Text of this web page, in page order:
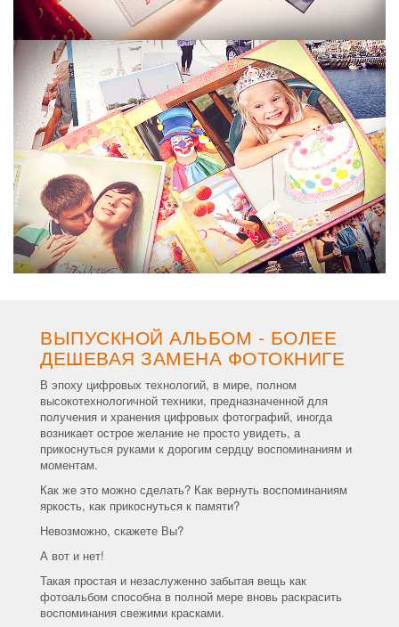
ВЫПУСКНОЙ АЛЬБОМ - БОЛЕЕ
ДЕШЕВАЯ ЗАМЕНА ФОТОКНИГЕ
В эпоху цифровых технологий, в мире, полном
высокотехнологичной техники, предназначенной для
получения и хранения цифровых фотографий, иногда
возникает острое желание не просто увидеть, а
прикоснуться руками к дорогим сердцу воспоминаниям и
моментам.
Как же это можно сделать? Как вернуть воспоминаниям
яркость, как прикоснуться к памяти?
Невозможно, скажете Вы?
А вот и нет!
Такая простая и незаслуженно забытая вещь как
фотоальбом способна в полной мере вновь раскрасить
воспоминания свежими красками.